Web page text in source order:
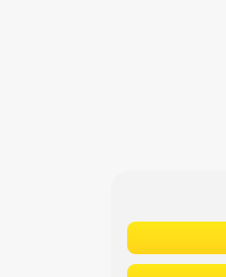
Сетевые отели Вьетнама